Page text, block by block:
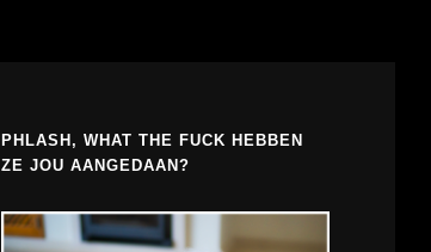
PHLASH, WHAT THE FUCK HEBBEN
ZE JOU AANGEDAAN?